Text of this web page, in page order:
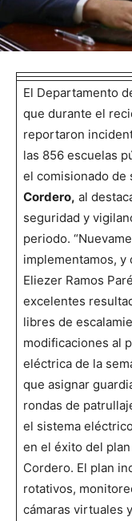
El Departamento
que durante el
reportaron
las 856 escuelas
el comisionado de
Cordero, al
seguridad y
periodo.
implementamos, y
Eliezer Ramos
excelentes
libres de
modificaciones al
eléctrica de la
que asignar
rondas de
el sistema
en el éxito del
Cordero. El plan
rotativos,
cámaras virtuales